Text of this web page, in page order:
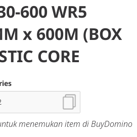
600 WR5
x 600M (BOX
CORE
menemukan item di BuyDomino